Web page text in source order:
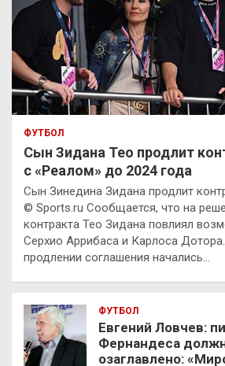
ФУТБОЛ
Сын Зидана Тео продлит
с «Реалом» до 2024 года
Сын Зинедина Зидана продлит
© Sports.ru Сообщается, что на
контракта Тео Зидана повлиял
Серхио Аррибаса и Карлоса
продлении соглашения начались…
ФУТБОЛ
Евгений Ловчев:
Фернандеса
озаглавлено: